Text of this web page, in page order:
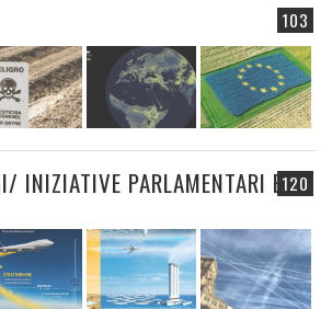
103
120
INIZIATIVE PARLAMENTARI E